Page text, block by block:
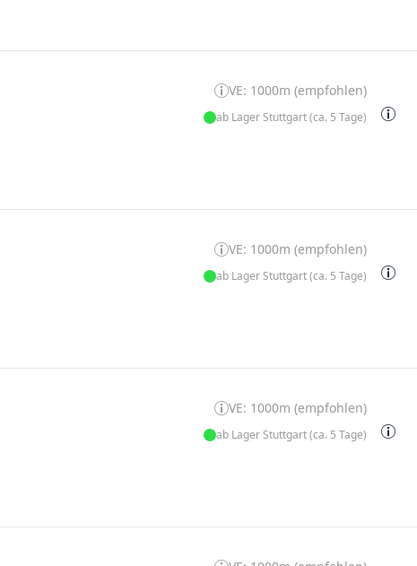
VE: 1000m (empfohlen)
ab Lager Stuttgart (ca. 5 Tage)
VE: 1000m (empfohlen)
ab Lager Stuttgart (ca. 5 Tage)
VE: 1000m (empfohlen)
ab Lager Stuttgart (ca. 5 Tage)